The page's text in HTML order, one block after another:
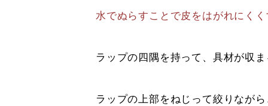
水でぬらすことで皮をはがれにく
ラップの四隅を持って、具材が収
ラップの上部をねじって絞りなが